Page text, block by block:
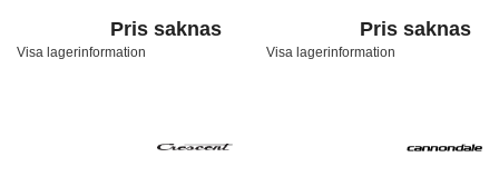
Pris saknas
Visa lagerinformation
Pris saknas
Visa lagerinformation